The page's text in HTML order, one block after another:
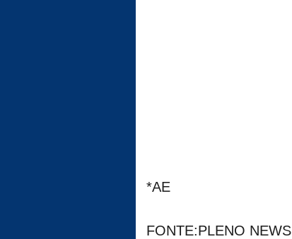
*AE
FONTE:PLENO NEWS